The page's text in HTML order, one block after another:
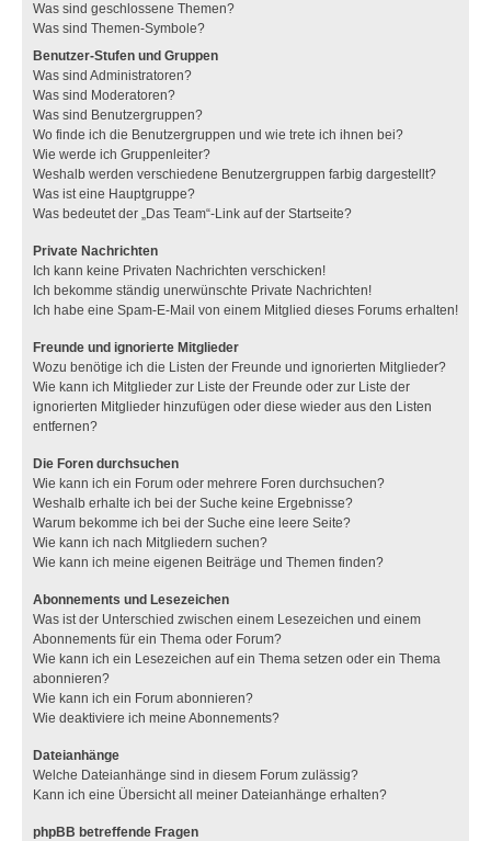
Was sind geschlossene Themen?
Was sind Themen-Symbole?
Benutzer-Stufen und Gruppen
Was sind Administratoren?
Was sind Moderatoren?
Was sind Benutzergruppen?
Wo finde ich die Benutzergruppen und wie trete ich ihnen bei?
Wie werde ich Gruppenleiter?
Weshalb werden verschiedene Benutzergruppen farbig dargestellt?
Was ist eine Hauptgruppe?
Was bedeutet der „Das Team“-Link auf der Startseite?
Private Nachrichten
Ich kann keine Privaten Nachrichten verschicken!
Ich bekomme ständig unerwünschte Private Nachrichten!
Ich habe eine Spam-E-Mail von einem Mitglied dieses Forums erhalten!
Freunde und ignorierte Mitglieder
Wozu benötige ich die Listen der Freunde und ignorierten Mitglieder?
Wie kann ich Mitglieder zur Liste der Freunde oder zur Liste der
ignorierten Mitglieder hinzufügen oder diese wieder aus den Listen
entfernen?
Die Foren durchsuchen
Wie kann ich ein Forum oder mehrere Foren durchsuchen?
Weshalb erhalte ich bei der Suche keine Ergebnisse?
Warum bekomme ich bei der Suche eine leere Seite?
Wie kann ich nach Mitgliedern suchen?
Wie kann ich meine eigenen Beiträge und Themen finden?
Abonnements und Lesezeichen
Was ist der Unterschied zwischen einem Lesezeichen und einem
Abonnements für ein Thema oder Forum?
Wie kann ich ein Lesezeichen auf ein Thema setzen oder ein Thema
abonnieren?
Wie kann ich ein Forum abonnieren?
Wie deaktiviere ich meine Abonnements?
Dateianhänge
Welche Dateianhänge sind in diesem Forum zulässig?
Kann ich eine Übersicht all meiner Dateianhänge erhalten?
phpBB betreffende Fragen